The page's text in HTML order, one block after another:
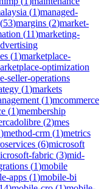
(1)managed-
(53)margins (2)market-
(11)marketing-
(1)marketplace-
optimization
seller-operations
(1)markets
(1)mcommerce
(1)membership
(2)mes
)method-crm (1)metrics
(6)microsoft
fabric (3)mid-
(1)mobile
apps (1)mobile-bi